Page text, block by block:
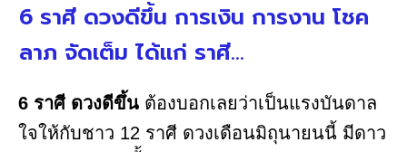
6 ราศี ดวงดีขึ้น การเงิน การงาน โชค
ลาภ จัดเต็ม ได้แก่ ราศี...
6 ราศี ดวงดีขึ้น ต้องบอกเลยว่าเป็นแรงบันดาล
ใจให้กับชาว 12 ราศี ดวงเดือนมิถุนายนนี้ มีดาว